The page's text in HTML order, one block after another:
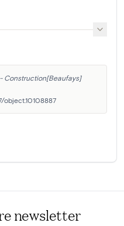
Construction[Beaufays]
object.10108887
newsletter